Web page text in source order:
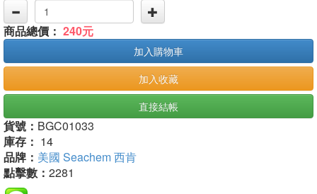
商品總價： 240元
加入購物車
加入收藏
直接結帳
貨號： BGC01033
庫存： 14
品牌： 美國 Seachem 西肯
點擊數： 2281